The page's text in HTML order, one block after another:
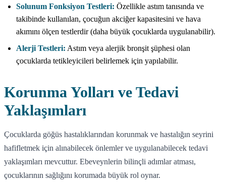
Solunum Fonksiyon Testleri: Özellikle astım tanısında ve
takibinde kullanılan, çocuğun akciğer kapasitesini ve hava
akımını ölçen testlerdir (daha büyük çocuklarda uygulanabilir).
Alerji Testleri: Astım veya alerjik bronşit şüphesi olan
çocuklarda tetikleyicileri belirlemek için yapılabilir.
Korunma Yolları ve Tedavi
Yaklaşımları
Çocuklarda göğüs hastalıklarından korunmak ve hastalığın seyrini
hafifletmek için alınabilecek önlemler ve uygulanabilecek tedavi
yaklaşımları mevcuttur. Ebeveynlerin bilinçli adımlar atması,
çocuklarının sağlığını korumada büyük rol oynar.